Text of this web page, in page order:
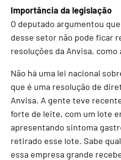
Importância da legislação
O deputado argumentou
desse setor não pode ficar
resoluções da Anvisa, como
Não há uma lei nacional
que é uma resolução de
Anvisa. A gente teve
forte de leite, com um lote
apresentando sintoma
retirado esse lote. Sabe
essa empresa grande